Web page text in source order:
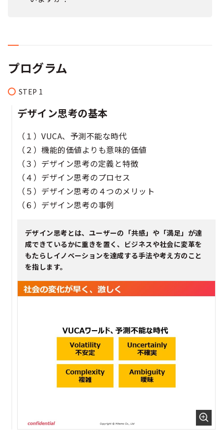
プログラム
デザイン思考の基本
（１）VUCA、予測不能な時代​​
（２）機能的価値よりも意味的価値​​
（３）デザイン思考の定義と特徴​​
（４）デザイン思考のプロセス​​
（５）デザイン思考の４つのメリット​
（６）デザイン思考の事例​
デザイン思考とは、ユーザーの「共感」や「満足」が達
成できているかに重きを置く、ビジネスや社会に変革を
もたらしイノベーションを達成する手法や考え方のこと
を指します。